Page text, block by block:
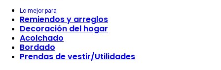
Lo mejor para
Remiendos y arreglos
Decoración del hogar
Acolchado
Bordado
Prendas de vestir/Utilidades